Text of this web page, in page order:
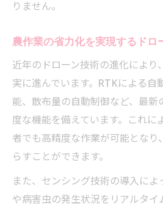
りません。
農作業の省力化を実現するドロ
近年のドローン技術の進化により
実に進んでいます。RTKによる自
能、散布量の自動制御など、最新
度な機能を備えています。これに
者でも高精度な作業が可能となり
らすことができます。
また、センシング技術の導入によ
や病害虫の発生状況をリアルタ